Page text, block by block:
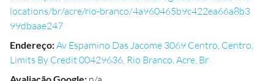
locations/br/acre/rio-branco/4a960465b9c422ea66a8b3
99dbaae247
Endereço:Av Espamino Das Jacome 3069 Centro, Centro,
Limits By Credit 00429636, Rio Branco, Acre, Br